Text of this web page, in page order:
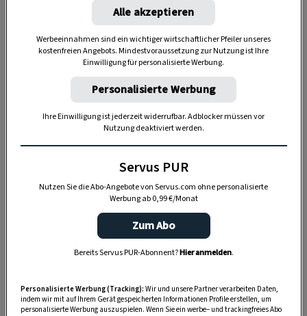
Vogelhaus mit Landeplatzwird vor allem
von kleinen Vögeln, die im Winter nicht gen
Süden ziehen, heiß geliebt. Vermengt mit
Kokosfett können die Körndln in jede beliebige
Form gegossen werden.
„Servus Garten“ auf WhatsApp
Alle akzeptieren
Werbeeinnahmen sind ein wichtiger wirtschaftlicher Pfeiler unseres
kostenfreien Angebots. Mindestvoraussetzung zur Nutzung ist Ihre
Einwilligung für personalisierte Werbung.
Personalisierte Werbung
Ihre Einwilligung ist jederzeit widerrufbar. Adblocker müssen vor
Nutzung deaktiviert werden.
Servus PUR
Nutzen Sie die Abo-Angebote von Servus.com ohne personalisierte
Werbung ab 0,99 €/Monat
Zum Abo
Bereits Servus PUR-Abonnent?Hier anmelden.
Personalisierte Werbung (Tracking): Wir und unsere Partner verarbeiten Daten,
indem wir mit auf Ihrem Gerät gespeicherten Informationen Profile erstellen, um
personalisierte Werbung auszuspielen. Wenn Sie ein werbe– und trackingfreies Abo